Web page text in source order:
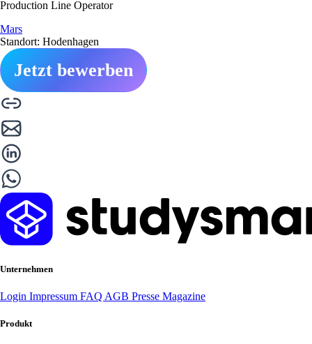
Production Line Operator
Mars
Standort: Hodenhagen
Jetzt bewerben
Unternehmen
Login Impressum FAQ AGB Presse Magazine
Produkt